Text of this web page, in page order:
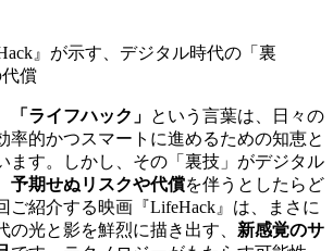
「ライフハック」 という言葉は、日々の
率的かつスマートに進めるための知恵と
ます。しかし、その「裏技」がデジタル
予期せぬリスクや代償を伴うとしたらど
ご紹介する映画『LifeHack』は、まさに
の光と影を鮮烈に描き出す、 新感覚のサ